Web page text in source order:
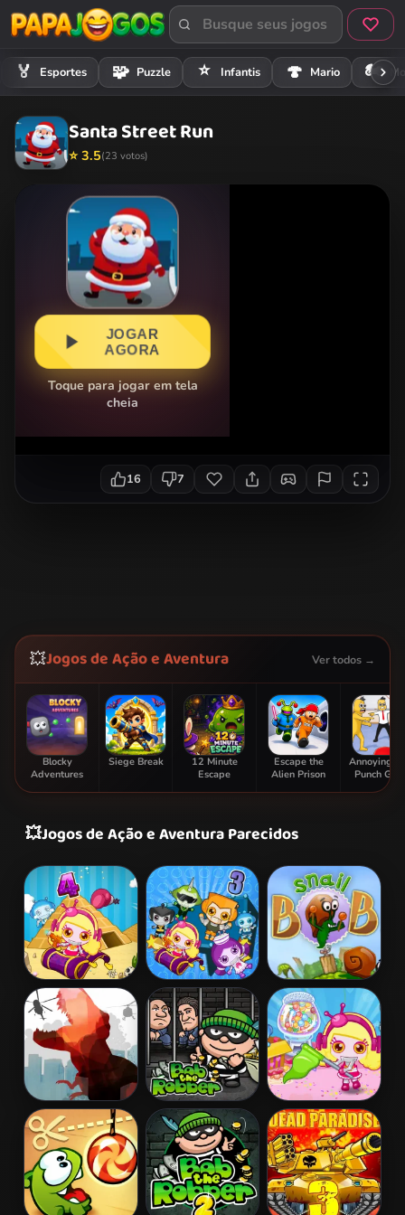
🏅 Esportes 🧩 Puzzle ⭐ Infantis 🍄 Mario 🏍️
Santa Street Run
⭐ 3.5(23 votos)
JOGAR
AGORA
Toque para jogar em tela
cheia
16 7
💥Jogos de Ação e Aventura Ver todos →
Blocky
Adventures
Siege Break
12 Minute
Escape
Escape the
Alien Prison
Annoying
Punch
💥Jogos de Ação e Aventura Parecidos
Bomb It 4 Bomb It 3 Snail Bob 2
L. A. Rex Bob The
Robber
Bomb It 5